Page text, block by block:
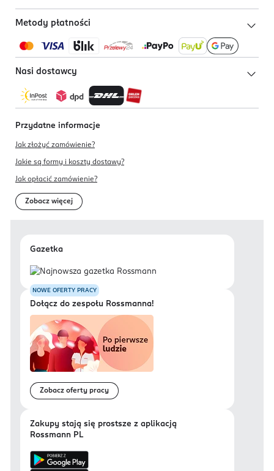
Metody płatności
Nasi dostawcy
Przydatne informacje
Jak złożyć zamówienie?
Jakie są formy i koszty dostawy?
Jak opłacić zamówienie?
Zobacz więcej
Gazetka
NOWE OFERTY PRACY
Dołącz do zespołu Rossmanna!
Zobacz oferty pracy
Zakupy stają się prostsze z aplikacją
Rossmann PL